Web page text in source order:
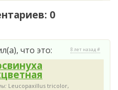
0
что это: 8 лет назад #
Leucopaxillus tricolor,